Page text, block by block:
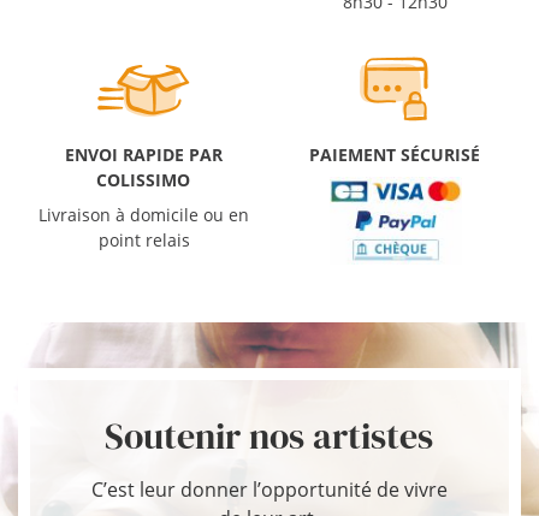
ENVOI RAPIDE PAR
COLISSIMO
Livraison à domicile ou en
point relais
PAIEMENT SÉCURISÉ
Soutenir nos artistes
C’est leur donner l’opportunité de vivre